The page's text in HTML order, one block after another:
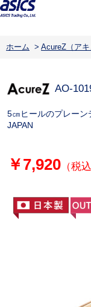
ホーム > AcureZ（アキ
AO-
5㎝ヒールのプレーン
JAPAN
￥7,920（税込